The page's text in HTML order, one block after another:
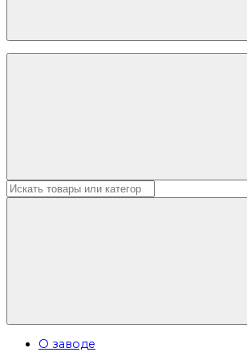
О заводе